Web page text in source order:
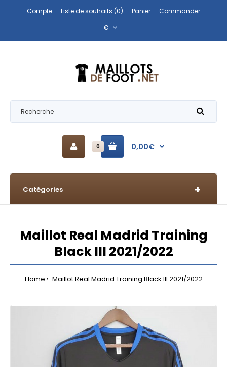
Compte Liste de souhaits (0) Panier
Commander
€
0 0,00€
Catégories
Maillot Real Madrid Training
Black III 2021/2022
Home Maillot Real Madrid Training Black III 2021/2022